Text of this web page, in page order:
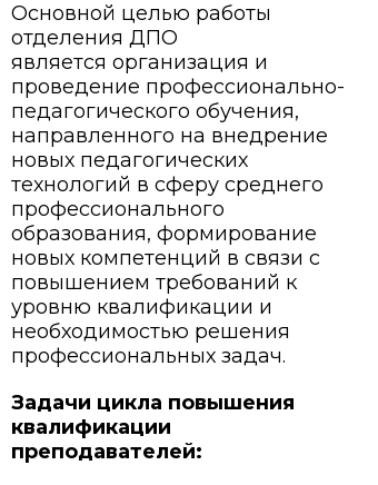
Основной целью работы
отделения ДПО
является организация и
проведение профессионально-
педагогического обучения,
направленного на внедрение
новых педагогических
технологий в сферу среднего
профессионального
образования, формирование
новых компетенций в связи с
повышением требований к
уровню квалификации и
необходимостью решения
профессиональных задач.
Задачи цикла повышения
квалификации
преподавателей: